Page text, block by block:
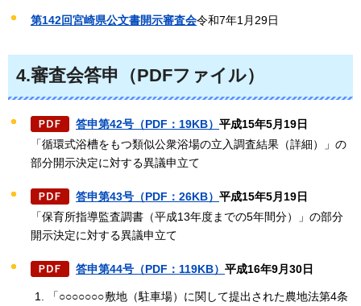
第142回宮崎県公文書開示審査会令和7年1月29日
4.審査会答申（PDFファイル）
答申第42号（PDF：19KB） 平成15年5月19日
「循環式浴槽をもつ類似公衆浴場の立入調査結果（詳細）」の
部分開示決定に対する異議申立て
答申第43号（PDF：26KB） 平成15年5月19日
「保育所指導監査調書（平成13年度までの5年間分）」の部分
開示決定に対する異議申立て
答申第44号（PDF：119KB） 平成16年9月30日
「○○○○○○○敷地（駐車場）に関して提出された農地法第4条